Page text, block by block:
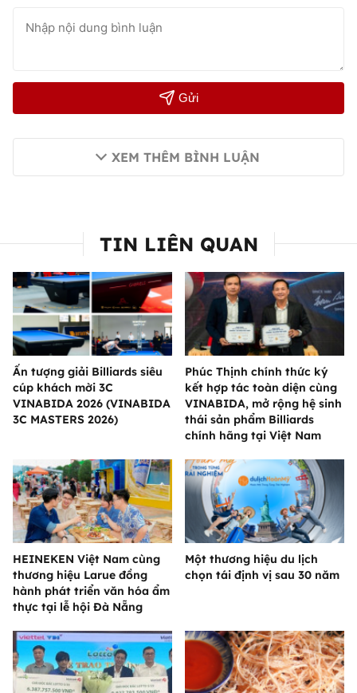
Gửi
XEM THÊM BÌNH LUẬN
TIN LIÊN QUAN
Ấn tượng giải Billiards siêu
cúp khách mời 3C
VINABIDA 2026 (VINABIDA
3C MASTERS 2026)
Phúc Thịnh chính thức ký
kết hợp tác toàn diện cùng
VINABIDA, mở rộng hệ sinh
thái sản phẩm Billiards
chính hãng tại Việt Nam
HEINEKEN Việt Nam cùng
thương hiệu Larue đồng
hành phát triển văn hóa ẩm
thực tại lễ hội Đà Nẵng
Một thương hiệu du lịch
chọn tái định vị sau 30 năm